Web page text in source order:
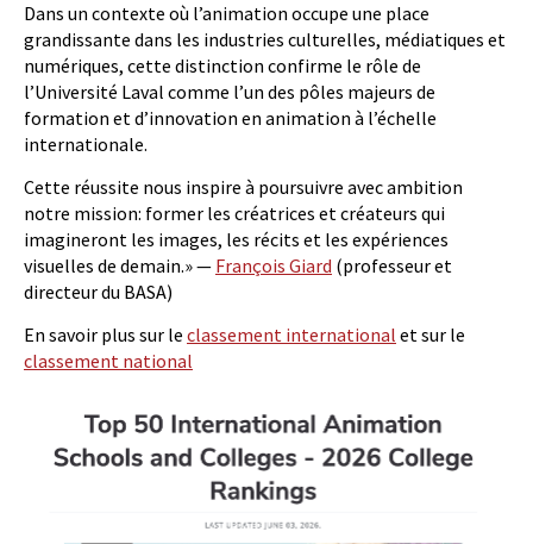
Dans un contexte où l’animation occupe une place
grandissante dans les industries culturelles, médiatiques et
numériques, cette distinction confirme le rôle de
l’Université Laval comme l’un des pôles majeurs de
formation et d’innovation en animation à l’échelle
internationale.
Cette réussite nous inspire à poursuivre avec ambition
notre mission: former les créatrices et créateurs qui
imagineront les images, les récits et les expériences
visuelles de demain.» — François Giard (professeur et
directeur du BASA)
En savoir plus sur le classement international et sur le
classement national